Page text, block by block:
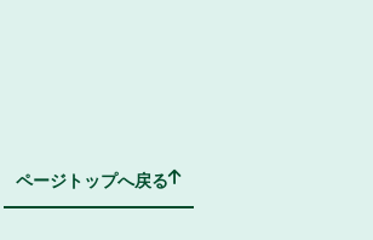
ページトップへ戻る